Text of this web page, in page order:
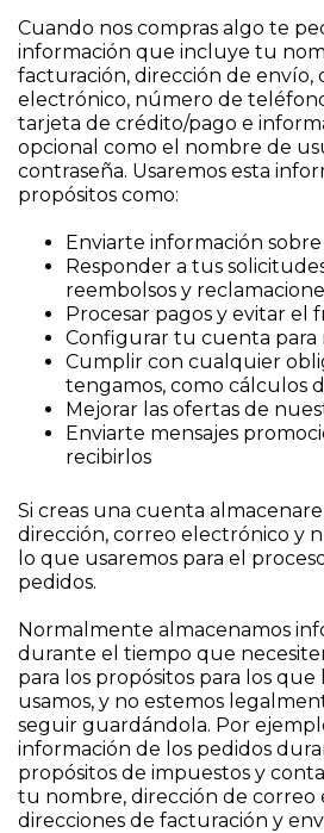
Cuando nos compras algo te
información que incluye tu
facturación, dirección de envío,
electrónico, número de
tarjeta de crédito/pago e
opcional como el nombre de
contraseña. Usaremos esta
propósitos como:
Enviarte información
Responder a tus
reembolsos y
Procesar pagos y evitar el
Configurar tu cuenta para
Cumplir con cualquier
tengamos, como cálculos
Mejorar las ofertas de
Enviarte mensajes
recibirlos
Si creas una cuenta
dirección, correo electrónico y
lo que usaremos para el
pedidos.
Normalmente almacenamos
durante el tiempo que
para los propósitos para los que
usamos, y no estemos
seguir guardándola. Por
información de los pedidos
propósitos de impuestos y
tu nombre, dirección de correo
direcciones de facturación y